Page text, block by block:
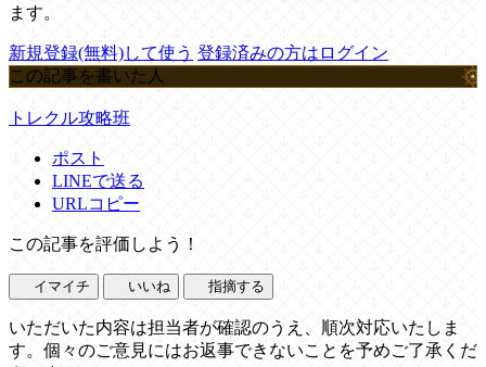
ます。
新規登録(無料)して使う 登録済みの方はログイン
この記事を書いた人
トレクル攻略班
ポスト
LINEで送る
URLコピー
この記事を評価しよう！
イマイチ いいね 指摘する
いただいた内容は担当者が確認のうえ、順次対応いたしま
す。個々のご意見にはお返事できないことを予めご了承くだ